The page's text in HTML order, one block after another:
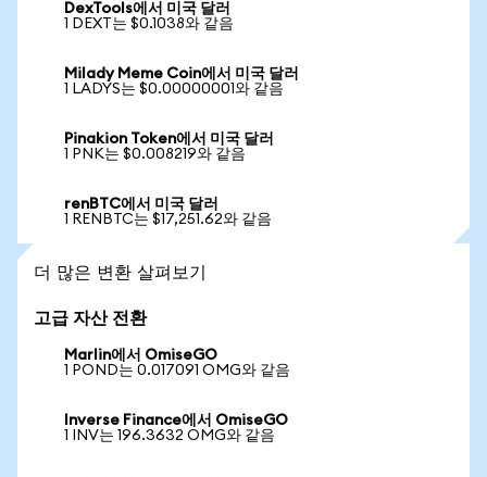
DexTools에서 미국 달러
1 DEXT는 $0.1038와 같음
Milady Meme Coin에서 미국 달러
1 LADYS는 $0.00000001와 같음
Pinakion Token에서 미국 달러
1 PNK는 $0.008219와 같음
renBTC에서 미국 달러
1 RENBTC는 $17,251.62와 같음
더 많은 변환 살펴보기
고급 자산 전환
Marlin에서 OmiseGO
1 POND는 0.017091 OMG와 같음
Inverse Finance에서 OmiseGO
1 INV는 196.3632 OMG와 같음